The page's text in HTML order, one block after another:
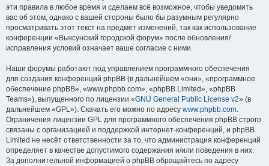
эти правила в любое время и сделаем всё возможное, чтобы уведомить
вас об этом, однако с вашей стороны было бы разумным регулярно
просматривать этот текст на предмет изменений, так как использование
конференции «Выксунский городской форум» после обновления/
исправления условий означает ваше согласие с ними.
Наши форумы работают под управлением программного обеспечения
для создания конференций phpBB (в дальнейшем «они», «программное
обеспечение phpBB», «www.phpbb.com», «phpBB Limited», «phpBB
Teams»), выпущенного по лицензии «GNU General Public License v2» (в
дальнейшем «GPL»). Скачать его можно по адресу www.phpbb.com.
Ограничения лицензии GPL для программного обеспечения phpBB строго
связаны с организацией и поддержкой интернет-конференций, и phpBB
Limited не несёт ответственности за то, что администрация конференций
определяет в качестве допустимого содержания и/или поведения в них.
За дополнительной информацией о phpBB обращайтесь по адресу